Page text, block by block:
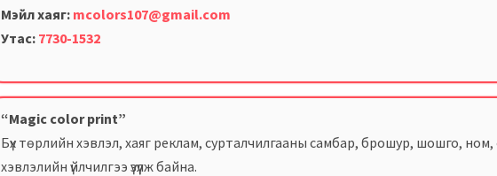
Мэйл хаяг: mcolors107@gmail.com
Утас: 7730-1532
“Magic color print”
Бүх төрлийн хэвлэл, хаяг реклам, сурталчилгааны самбар, брошур, шошго, ном,
хэвлэлийн үйлчилгээ үзүүлж байна.